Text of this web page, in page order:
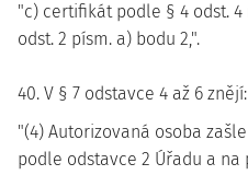
"c) certifikát podle § 4 odst.
odst. 2 písm. a) bodu 2,".
40. V § 7 odstavce 4 až 6 znějí:
"(4) Autorizovaná osoba
podle odstavce 2 Úřadu a na